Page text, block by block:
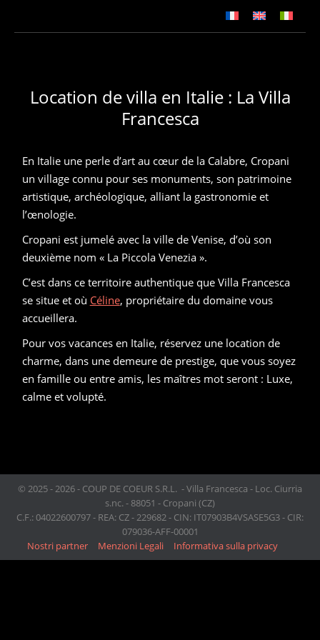
Location de villa en Italie : La Villa
Francesca
En Italie une perle d’art au cœur de la Calabre, Cropani
un village connu pour ses monuments, son patrimoine
artistique, archéologique, alliant la gastronomie et
l’œnologie.
Cropani est jumelé avec la ville de Venise, d’où son
deuxième nom « La Piccola Venezia ».
C’est dans ce territoire authentique que Villa Francesca
se situe et où Céline, propriétaire du domaine vous
accueillera.
Pour vos vacances en Italie, réservez une location de
charme, dans une demeure de prestige, que vous soyez
en famille ou entre amis, les maîtres mot seront : Luxe,
calme et volupté.
© 2025 - 2026 - COUP DE COEUR S.R.L. - Villa Francesca - Loc. Ciurria
s.nc. - 88051 - Cropani (CZ)
C.F.: 04022600797 - REA: CZ - 229682 - CIN: IT07903B4VSASE5G3 - CIR:
079036-AFF-00001
Nostri partner
Menzioni Legali Informativa sulla privacy